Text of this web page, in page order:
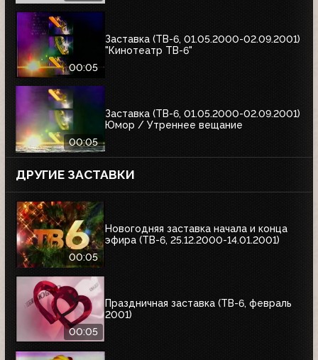
00:05
Заставка (ТВ-6, 01.05.2000-02.09.2001)
"Кинотеатр ТВ-6"
00:05
Заставка (ТВ-6, 01.05.2000-02.09.2001)
Юмор / Утреннее вещание
ДРУГИЕ ЗАСТАВКИ
00:05
Новогодняя заставка начала и конца
эфира (ТВ-6, 25.12.2000-14.01.2001)
00:05
Праздничная заставка (ТВ-6, февраль
2001)